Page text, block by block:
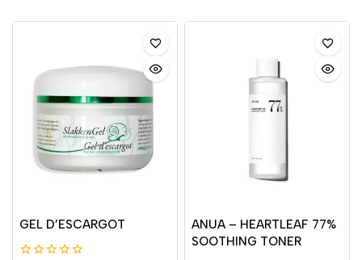
GEL D’ESCARGOT
ANUA – HEARTLEAF 77%
SOOTHING TONER